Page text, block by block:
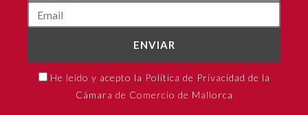
ENVIAR
He leído y acepto la Política de Privacidad de la
Cámara de Comercio de Mallorca